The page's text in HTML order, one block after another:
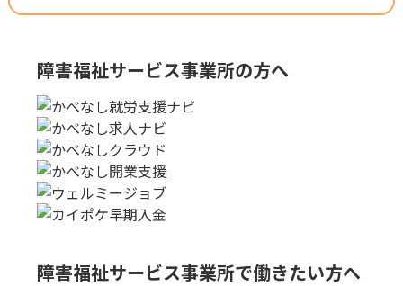
障害福祉サービス事業所の方へ
障害福祉サービス事業所で働きたい方へ